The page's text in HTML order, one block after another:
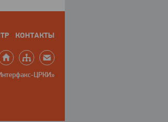
КОНТАКТЫ
ЦРКИ»